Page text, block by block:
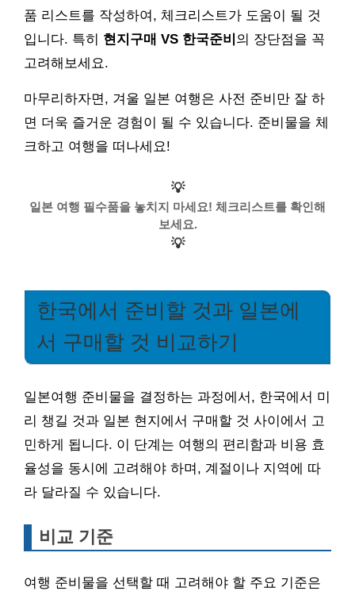
품 리스트를 작성하여, 체크리스트가 도움이 될 것
입니다. 특히 현지구매 VS 한국준비 의 장단점을 꼭
고려해보세요.
마무리하자면, 겨울 일본 여행은 사전 준비만 잘 하
면 더욱 즐거운 경험이 될 수 있습니다. 준비물을 체
크하고 여행을 떠나세요!
💡
일본 여행 필수품을 놓치지 마세요! 체크리스트를 확인해
보세요.
💡
한국에서 준비할 것과 일본에
서 구매할 것 비교하기
일본여행 준비물을 결정하는 과정에서, 한국에서 미
리 챙길 것과 일본 현지에서 구매할 것 사이에서 고
민하게 됩니다. 이 단계는 여행의 편리함과 비용 효
율성을 동시에 고려해야 하며, 계절이나 지역에 따
라 달라질 수 있습니다.
비교 기준
여행 준비물을 선택할 때 고려해야 할 주요 기준은